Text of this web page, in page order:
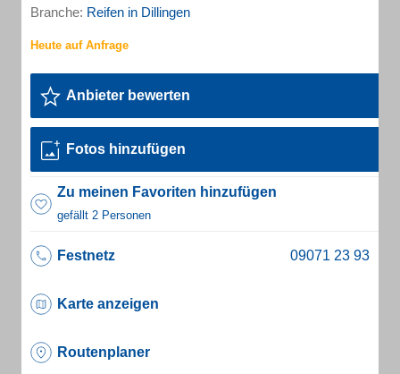
Branche: Reifen in Dillingen
Anbieter bewerten
Fotos hinzufügen
Zu meinen Favoriten hinzufügen
gefällt 2 Personen
Festnetz
Karte anzeigen
Routenplaner